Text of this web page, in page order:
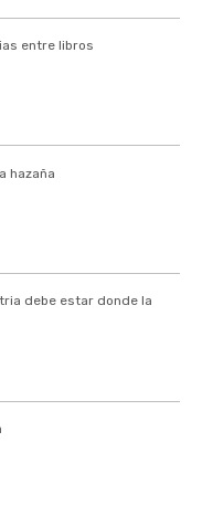
entre libros
hazaña
debe estar donde la